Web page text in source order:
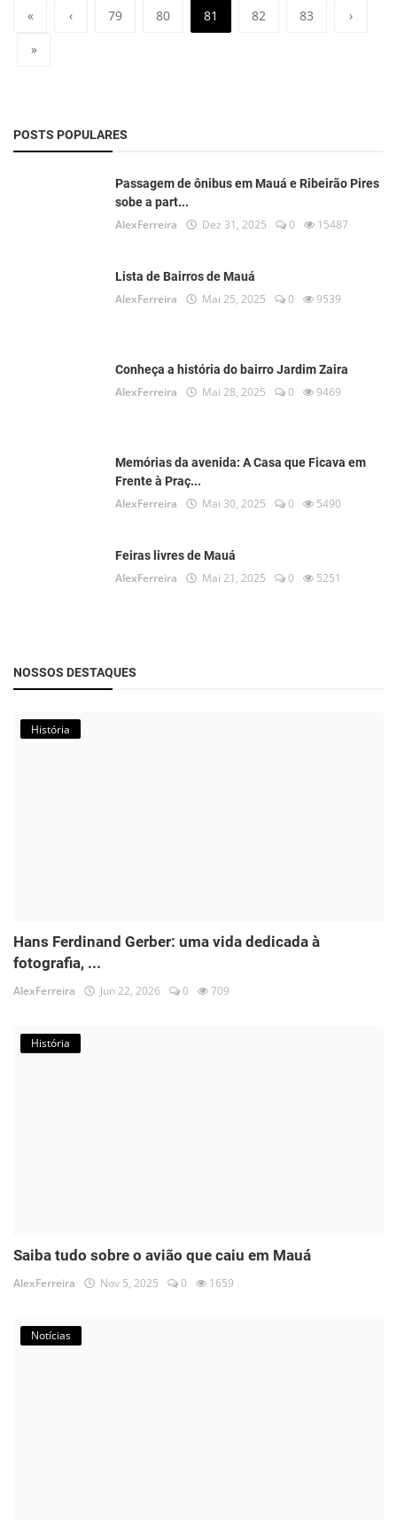
« ‹ 79 80 81 82 83
›
»
POSTS POPULARES
Passagem de ônibus em Mauá e Ribeirão Pires
sobe a part...
AlexFerreira Dez 31, 2025 0 15487
Lista de Bairros de Mauá
AlexFerreira Mai 25, 2025 0 9539
Conheça a história do bairro Jardim Zaira
AlexFerreira Mai 28, 2025 0 9469
Memórias da avenida: A Casa que Ficava em
Frente à Praç...
AlexFerreira Mai 30, 2025 0 5490
Feiras livres de Mauá
AlexFerreira Mai 21, 2025 0 5251
NOSSOS DESTAQUES
História
Hans Ferdinand Gerber: uma vida dedicada à
fotografia, ...
AlexFerreira Jun 22, 2026 0 709
História
Saiba tudo sobre o avião que caiu em Mauá
AlexFerreira Nov 5, 2025 0 1659
Notícias